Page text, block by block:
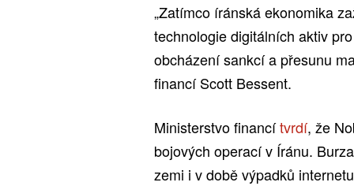
„Zatímco íránská ekonomika
technologie digitálních aktiv
obcházení sankcí a přesunu
financí Scott Bessent.
Ministerstvo financítvrdí, že
bojových operací v Íránu.
zemi i v době výpadků